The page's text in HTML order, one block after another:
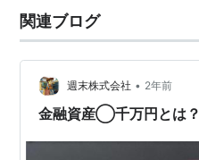
関連ブログ
週末株式会社 • 2年前
金融資産◯千万円とは？